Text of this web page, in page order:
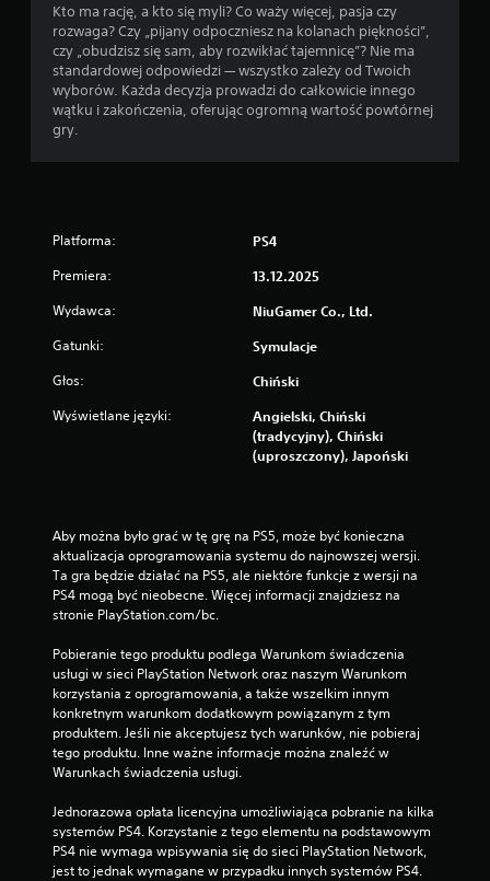
Kto ma rację, a kto się myli? Co waży więcej, pasja czy
rozwaga? Czy „pijany odpoczniesz na kolanach piękności”,
czy „obudzisz się sam, aby rozwikłać tajemnicę”? Nie ma
standardowej odpowiedzi — wszystko zależy od Twoich
wyborów. Każda decyzja prowadzi do całkowicie innego
wątku i zakończenia, oferując ogromną wartość powtórnej
gry.
Platforma: PS4
Premiera: 13.12.2025
Wydawca: NiuGamer Co., Ltd.
Gatunki: Symulacje
Głos: Chiński
Wyświetlane języki:
Angielski, Chiński
(tradycyjny), Chiński
(uproszczony), Japoński
Aby można było grać w tę grę na PS5, może być konieczna
aktualizacja oprogramowania systemu do najnowszej wersji.
Ta gra będzie działać na PS5, ale niektóre funkcje z wersji na
PS4 mogą być nieobecne. Więcej informacji znajdziesz na
stronie PlayStation.com/bc.
Pobieranie tego produktu podlega Warunkom świadczenia
usługi w sieci PlayStation Network oraz naszym Warunkom
korzystania z oprogramowania, a także wszelkim innym
konkretnym warunkom dodatkowym powiązanym z tym
produktem. Jeśli nie akceptujesz tych warunków, nie pobieraj
tego produktu. Inne ważne informacje można znaleźć w
Warunkach świadczenia usługi.
Jednorazowa opłata licencyjna umożliwiająca pobranie na kilka
systemów PS4. Korzystanie z tego elementu na podstawowym
PS4 nie wymaga wpisywania się do sieci PlayStation Network,
jest to jednak wymagane w przypadku innych systemów PS4.